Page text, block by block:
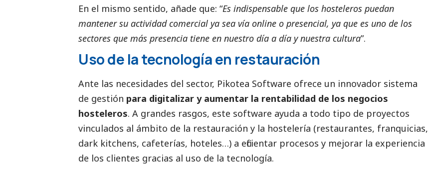
En el mismo sentido, añade que: “Es indispensable que los hosteleros puedan
mantener su actividad comercial ya sea vía online o presencial, ya que es uno de los
sectores que más presencia tiene en nuestro día a día y nuestra cultura”.
Uso de la tecnología en restauración
Ante las necesidades del sector, Pikotea Software ofrece un innovador sistema
de gestión para digitalizar y aumentar la rentabilidad de los negocios
hosteleros. A grandes rasgos, este software ayuda a todo tipo de proyectos
vinculados al ámbito de la restauración y la hostelería (restaurantes, franquicias,
dark kitchens, cafeterías, hoteles…) a eficientar procesos y mejorar la experiencia
de los clientes gracias al uso de la tecnología.